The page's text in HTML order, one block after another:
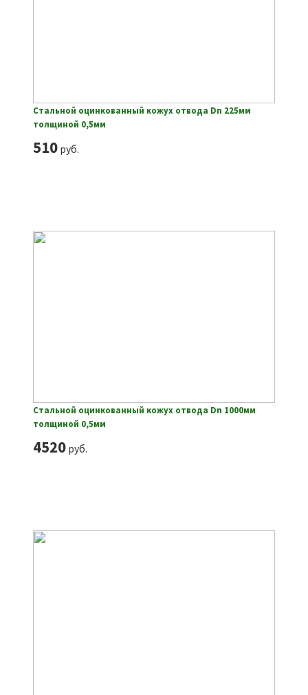
Стальной оцинкованный кожух отвода Dn 225мм
толщиной 0,5мм
510руб.
Стальной оцинкованный кожух отвода Dn 1000мм
толщиной 0,5мм
4520руб.